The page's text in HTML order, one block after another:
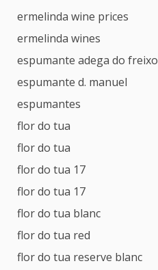
ermelinda wine prices
ermelinda wines
espumante adega do freixo
espumante d. manuel
espumantes
flor do tua
flor do tua
flor do tua 17
flor do tua 17
flor do tua blanc
flor do tua red
flor do tua reserve blanc